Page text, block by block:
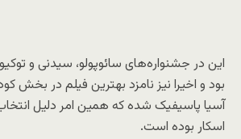
این در جشنواره‌های سائوپولو، سیدنی و
بود و اخیرا نیز نامزد بهترین فیلم در بخش
آسیا پاسیفیک شده که همین امر دلیل
اسکار بوده است.